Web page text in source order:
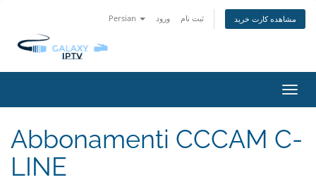
Persian ورود ثبت نام مشاهده کارت خرید
تغییر
Abbonamenti CCCAM C-
LINE